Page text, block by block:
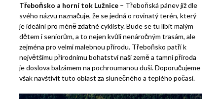
Třeboňsko a horní tok Lužnice– Třeboňská pánev již dle
svého názvu naznačuje, že se jedná o rovinatý terén, který
je ideální pro méně zdatné cyklisty. Bude se tu líbit malým
dětem i seniorům, a to nejen kvůli nenáročným trasám, ale
zejména pro velmi malebnou přírodu. Třeboňsko patří k
největšímu přírodnímu bohatství naší země a tamní příroda
je doslova balzámem na pochroumanou duši. Doporučujeme
však navštívit tuto oblast za slunečného a teplého počasí.